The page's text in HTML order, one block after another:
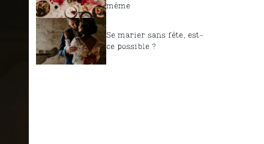
même
Se marier sans fête, est-
ce possible ?